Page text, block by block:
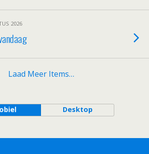
2026
Laad Meer Items…
Desktop